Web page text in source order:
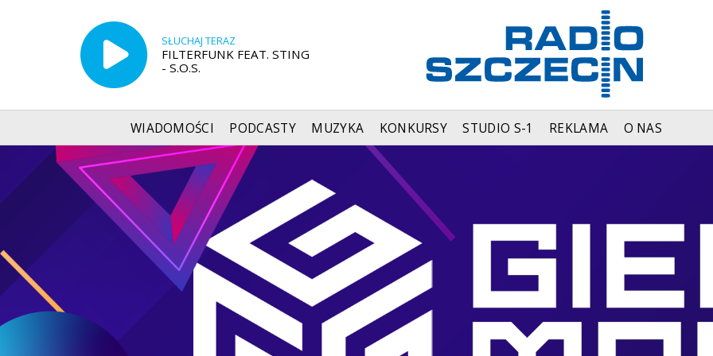
SŁUCHAJ TERAZ
FILTERFUNK FEAT. STING
- S.O.S.
WIADOMOŚCI PODCASTY MUZYKA KONKURSY STUDIO S-1 REKLAMA O NAS